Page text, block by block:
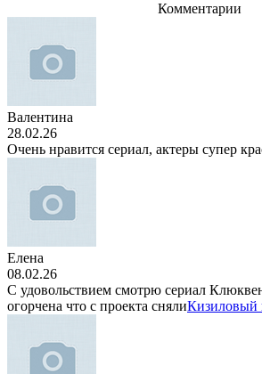
Комментарии
Валентина
28.02.26
Очень нравится сериал, актеры супер
Елена
08.02.26
С удовольствием смотрю сериал
огорчена что с проекта снялиКизиловый